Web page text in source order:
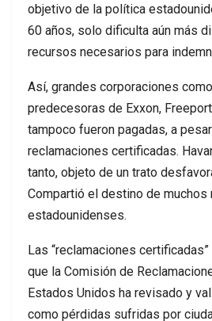
objetivo de la política
60 años, solo dificulta aún más
recursos necesarios para
Así, grandes corporaciones
predecesoras de Exxon,
tampoco fueron pagadas, a
reclamaciones certificadas.
tanto, objeto de un trato
Compartió el destino de muchos
estadounidenses.
Las “reclamaciones
que la Comisión de
Estados Unidos ha revisado y
como pérdidas sufridas por